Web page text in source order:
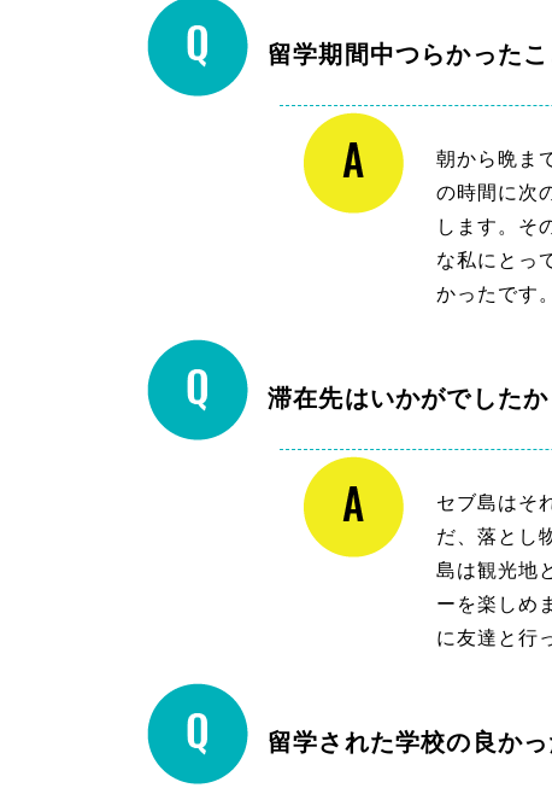
留学期間中つらかった
朝から晩ま
の時間に次
します。そ
な私にとっ
かったです。
滞在先はいかがでしたか
セブ島はそ
だ、落とし
島は観光地
ーを楽しめ
に友達と行
留学された学校の良か